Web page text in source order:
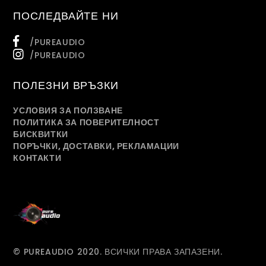
ПОСЛЕДВАЙТЕ НИ
/PUREAUDIO
/PUREAUDIO
ПОЛЕЗНИ ВРЪЗКИ
УСЛОВИЯ ЗА ПОЛЗВАНЕ
ПОЛИТИКА ЗА ПОВЕРИТЕЛНОСТ
БИСКВИТКИ
ПОРЪЧКИ, ДОСТАВКИ, РЕКЛАМАЦИИ
КОНТАКТИ
© PUREAUDIO 2020. ВСИЧКИ ПРАВА ЗАПАЗЕНИ.